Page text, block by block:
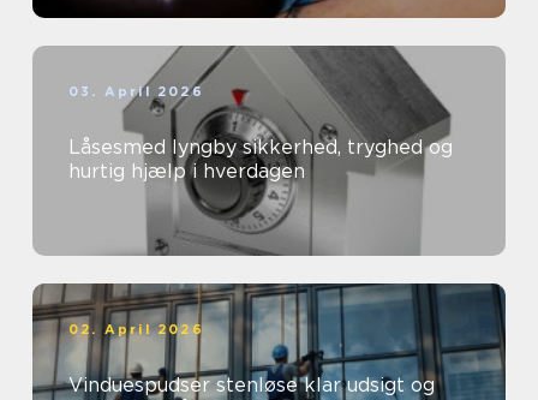
03. April 2026
Låsesmed lyngby sikkerhed, tryghed og
hurtig hjælp i hverdagen
02. April 2026
Vinduespudser stenløse klar udsigt og